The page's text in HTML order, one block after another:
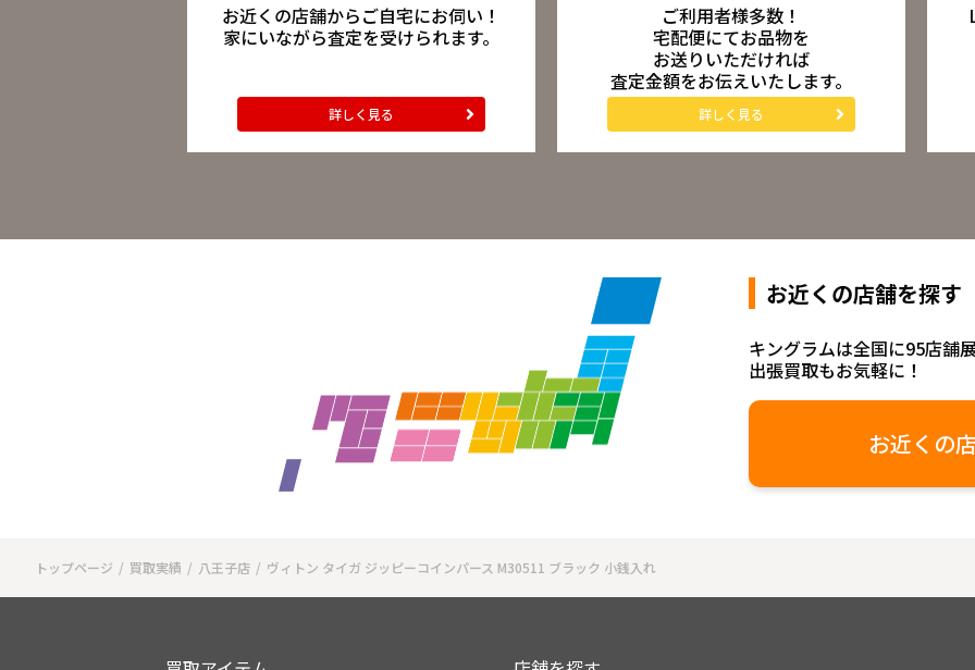
お近くの店舗からご自宅にお伺い！
家にいながら査定を受けられます。
詳しく見る
ご利用者様多数！
宅配便にてお品物を
お送りいただければ
査定金額をお伝えいたします。
詳しく見る
お近くの店舗を探す
キングラムは全国に95店舗
出張買取もお気軽に！
お近くの
トップページ 買取実績 八王子店 ヴィトン タイガ ジッピーコインパース M30511 ブラック 小銭入れ